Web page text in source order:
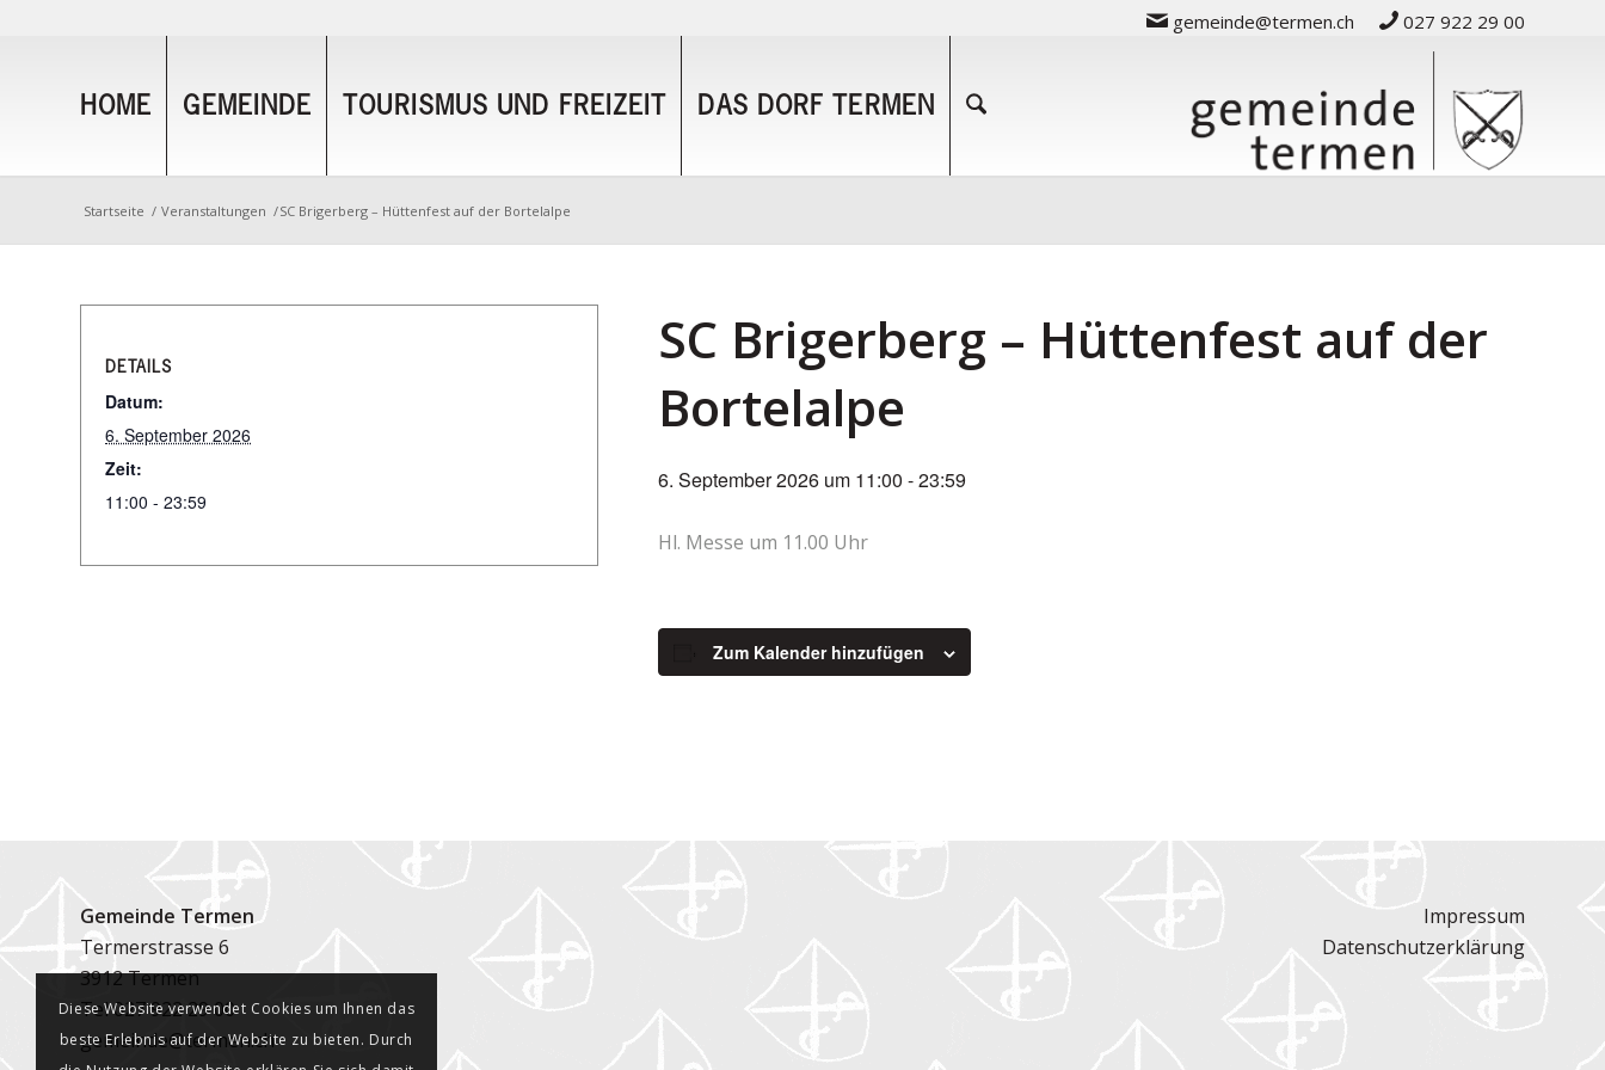
gemeinde@termen.ch 027 922 29 00
HOME GEMEINDE TOURISMUS UND FREIZEIT DAS DORF TERMEN
Startseite / Veranstaltungen /SC Brigerberg – Hüttenfest auf der Bortelalpe
SC Brigerberg – Hüttenfest auf der
Bortelalpe
6. September 2026 um 11:00 -23:59
Hl. Messe um 11.00 Uhr
Zum Kalender hinzufügen
DETAILS
Datum:
6. September 2026
Zeit:
11:00 - 23:59
Gemeinde Termen
Termerstrasse 6
3912 Termen
Tel027 922 29 00
gemeinde@termen.ch
Impressum
Datenschutzerklärung
Diese Website verwendet Cookies um Ihnen das
beste Erlebnis auf der Website zu bieten. Durch